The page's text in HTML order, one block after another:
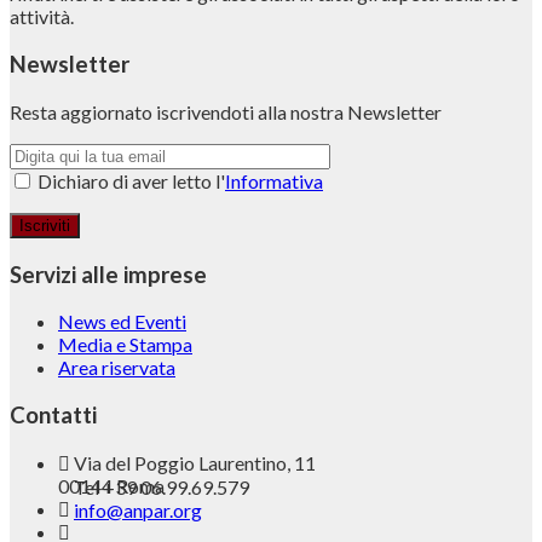
attività.
Newsletter
Resta aggiornato iscrivendoti alla nostra Newsletter
Dichiaro di aver letto l'Informativa
Servizi alle imprese
News ed Eventi
Media e Stampa
Area riservata
Contatti
Via del Poggio Laurentino, 11
00144 Roma
Tel +39 06.99.69.579
info@anpar.org